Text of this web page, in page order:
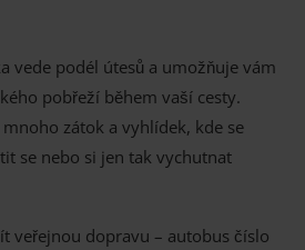
vede podél útesů a umožňuje vám
pobřeží během vaší cesty.
zátok a vyhlídek, kde se
se nebo si jen tak vychutnat
veřejnou dopravu – autobus číslo